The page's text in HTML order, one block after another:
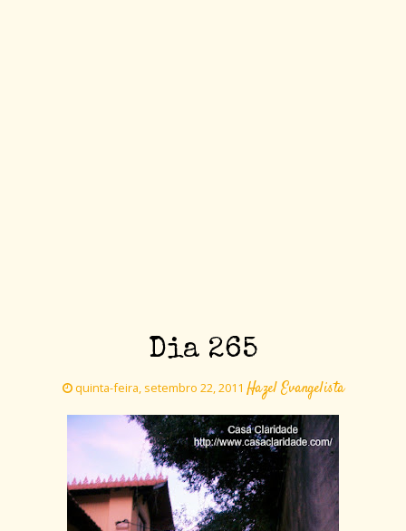
Dia 265
quinta-feira, setembro 22, 2011 Hazel Evangelista